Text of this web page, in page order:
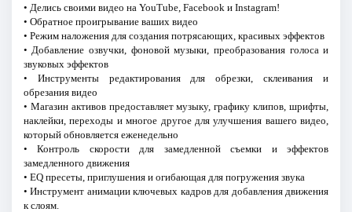
• Делись своими видео на YouTube, Facebook и Instagram!
• Обратное проигрывание ваших видео
• Режим наложения для создания потрясающих, красивых эффектов
• Добавление озвучки, фоновой музыки, преобразования голоса и
звуковых эффектов
• Инструменты редактирования для обрезки, склеивания и
обрезания видео
• Магазин активов предоставляет музыку, графику клипов, шрифты,
наклейки, переходы и многое другое для улучшения вашего видео,
который обновляется еженедельно
• Контроль скорости для замедленной съемки и эффектов
замедленного движения
• EQ пресеты, приглушения и огибающая для погружения звука
• Инструмент анимации ключевых кадров для добавления движения
к слоям.